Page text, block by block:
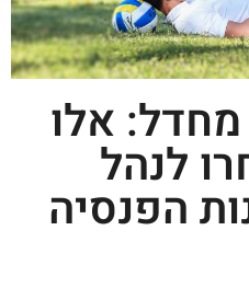
מחדל: אלו
לנהל
הפנסיה